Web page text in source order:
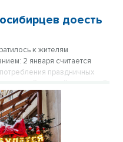
доесть
к жителям
2 января считается
праздничных
с майонезной заправкой
бактерий, и даже
безопасность